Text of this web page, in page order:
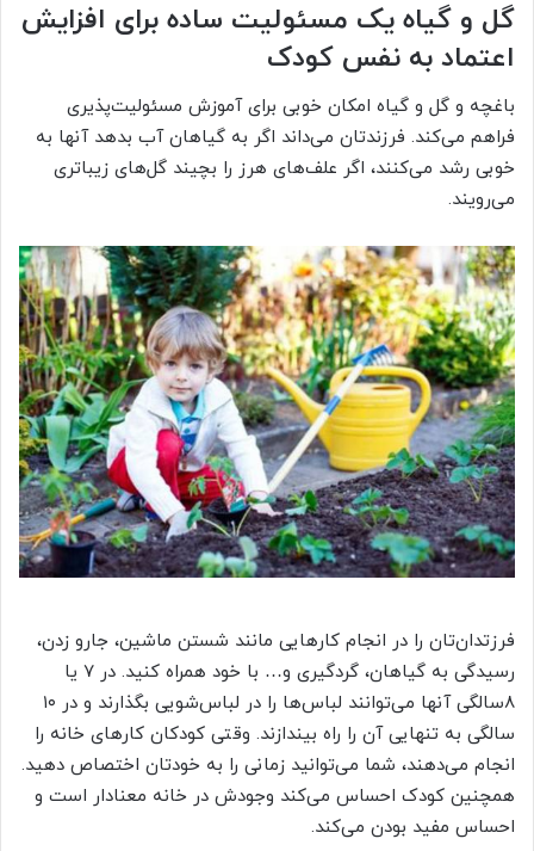
گل و گیاه یک مسئولیت ساده برای افزایش
اعتماد به نفس کودک
باغچه و گل و گیاه امکان خوبی برای آموزش مسئولیت‌پذیری
فراهم می‌کند. فرزندتان می‌داند اگر به گیاهان آب بدهد آنها به
خوبی رشد می‌کنند، اگر علف‌های هرز را بچیند گل‌های زیباتری
می‌رویند.
فرزتدان‌تان را در انجام کارهایی مانند شستن ماشین، جارو زدن،
رسیدگی به گیاهان، گردگیری و… با خود همراه کنید. در ۷ یا
۸سالگی آنها می‌توانند لباس‌ها را در لباس‌شویی بگذارند و در ۱۰
سالگی به تنهایی آن را راه بیندازند. وقتی کودکان کارهای خانه را
انجام می‌دهند، شما می‌توانید زمانی را به خودتان اختصاص دهید.
همچنین کودک احساس می‌کند وجودش در خانه معنادار است و
احساس مفید بودن می‌کند.